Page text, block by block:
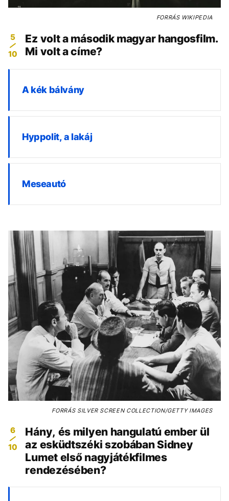
FORRÁSWIKIPEDIA
5
10
Ez volt a második magyar hangosfilm.
Mi volt a címe?
A kék bálvány
Hyppolit, a lakáj
Meseautó
FORRÁSSILVER SCREEN COLLECTION/GETTY IMAGES
6
10
Hány, és milyen hangulatú ember ül
az esküdtszéki szobában Sidney
Lumet első nagyjátékfilmes
rendezésében?